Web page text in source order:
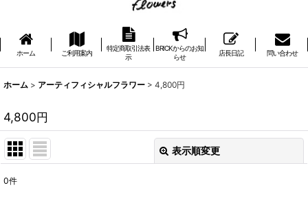
ホーム ご利用案内
特定商取引法表
示
BRICKからのお知
らせ
店長日記 問い合わせ
ホーム > アーティフィシャルフラワー > 4,800円
4,800円
表示順変更
0件